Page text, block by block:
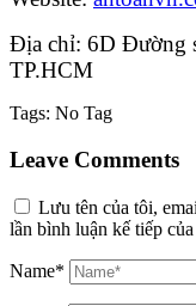
Địa chỉ: 6D Đường
TP.HCM
Tags: No Tag
Leave Comments
Lưu tên của tôi,
lần bình luận kế tiếp
Name*